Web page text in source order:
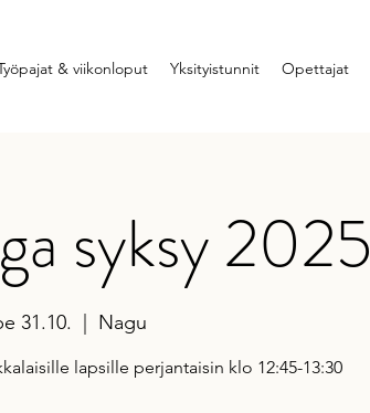
& viikonloput Yksityistunnit Opettajat
syksy 2025
31.10. Nagu
lapsille perjantaisin klo 12:45-13:30